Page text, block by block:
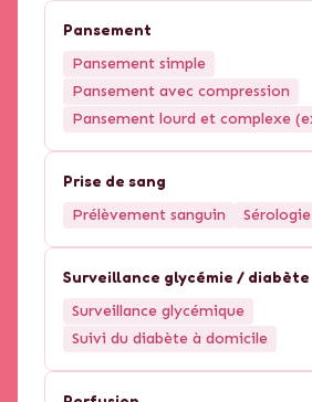
Pansement
Pansement simple
Pansement avec compression
Prise de sang
Prélèvement sanguin
Sérologie
Surveillance glycémie / diabète
Surveillance glycémique
Suivi du diabète à domicile